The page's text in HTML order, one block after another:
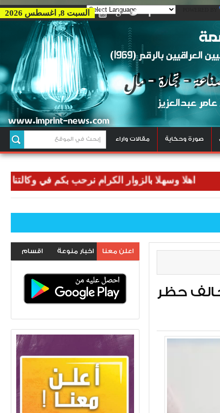
السبت 8, اغسطس 2026
صورة وحكاية مقالات واراء
اهلا وسهلا بالزوار الكرام نرحب بكم في وكالتنا
حظر
اعلن معنا اخبار منوعة
اقسام